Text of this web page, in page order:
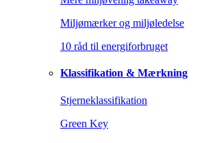
Miljømærker og miljøledelse
10 råd til energiforbruget
Klassifikation & Mærkning
Stjerneklassifikation
Green Key